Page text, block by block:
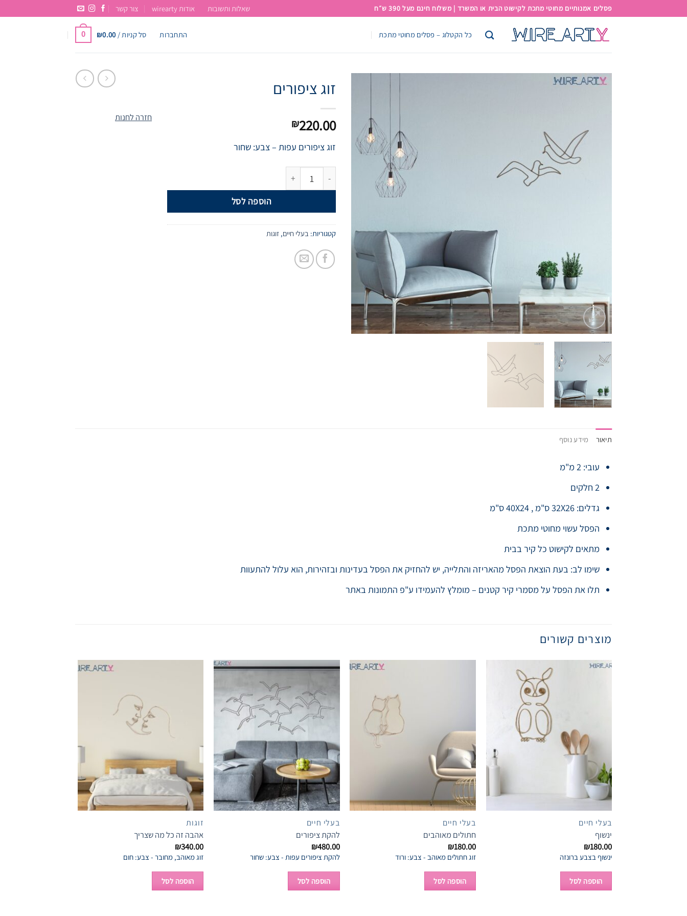
פסלים אמנותיים מחוטי מתכת לקישוט הבית או המשרד | משלוח חינם מעל 390 ש״ח שאלות ותשובות אודות wirearty צור קשר
כל הקטלוג – פסלים מחוטי מתכת התחברות סל קניות / ₪0.00
0
wishlist
זוג ציפורים
₪220.00
זוג ציפורים עפות – צבע: שחור
הוספה לסל
קטגוריות: בעלי חיים, זוגות
חזרה לחנות
תיאור מידע נוסף
עובי: 2 מ"מ
2 חלקים
גדלים: 32X26 ס"מ , 40X24 ס"מ
הפסל עשוי מחוטי מתכת
מתאים לקישוט כל קיר בבית
שימו לב: בעת הוצאת הפסל מהאריזה והתלייה, יש להחזיק את הפסל בעדינות ובזהירות, הוא עלול להתעוות
תלו את הפסל על מסמרי קיר קטנים – מומלץ להעמידו ע"פ התמונות באתר
מוצרים קשורים
בעלי חיים
ינשוף
₪180.00
ינשוף בצבע ברונזה
הוספה לסל
wishlist
בעלי חיים
חתולים מאוהבים
₪180.00
זוג חתולים מאוהב - צבע: ורוד
הוספה לסל
Add to
wishlist
בעלי חיים
להקת ציפורים
₪480.00
להקת ציפורים עפות - צבע: שחור
הוספה לסל
זוגות
אהבה זה כל מה שצריך
₪340.00
זוג מאוהב, מחובר - צבע: חום
הוספה לסל